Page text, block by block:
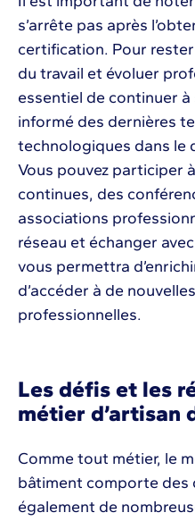
s’arrête pas après
certification. Pour
du travail et évoluer
essentiel de continuer
informé des dernières
technologiques dans le
Vous pouvez participer
continues, des
associations
réseau et échanger
vous permettra
d’accéder à de
professionnelles.
Les défis et les
métier d’artisan
Comme tout métier, le
bâtiment comporte des
également de